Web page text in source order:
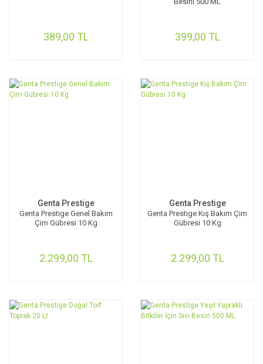
389,00 TL 399,00 TL
Genta Prestige
Genta Prestige Genel Bakım
Çim Gübresi 10 Kg
2.299,00 TL
Genta Prestige
Genta Prestige Kış Bakım Çim
Gübresi 10 Kg
2.299,00 TL